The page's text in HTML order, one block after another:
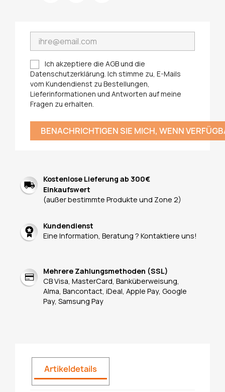
Ich akzeptiere die AGB und die
Datenschutzerklärung. Ich stimme zu, E-Mails
vom Kundendienst zu Bestellungen,
Lieferinformationen und Antworten auf meine
Fragen zu erhalten.
BENACHRICHTIGEN SIE MICH, WENN
Kostenlose Lieferung ab 300€
Einkaufswert
(außer bestimmte Produkte und Zone 2)
Kundendienst
Eine Information, Beratung ? Kontaktiere uns!
Mehrere Zahlungsmethoden (SSL)
CB Visa, MasterCard, Banküberweisung,
Alma, Bancontact, iDeal, Apple Pay, Google
Pay, Samsung Pay
Artikeldetails